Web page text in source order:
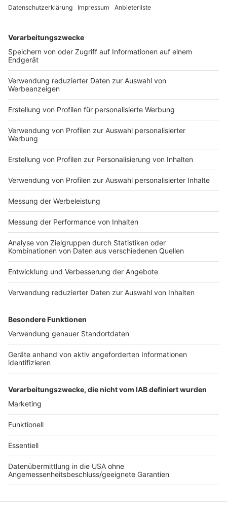
Sie unterstützt seit über 27 Jahren Kinder und
außergewöhnlichen Notlagen befinden. Jeder
gespendete Euro bleibt in NRW und kommt dort an,
wo Hilfe dringend gebraucht wird.
Seit über 27 Jahren unterstützen wir zusammen mit
unserer Aktion Lichtblicke bedürftige Kinder und
Familien aus NRW. Wer hätte mit Start Ende der 90er
Jahre gedacht, dass unsere Aktion Lichtblicke so
erfolgreich sein würde? NRW-weit sind über 98
Millionen an Spendengeldern eingegangen. Damit
konnten wir über 305.000 Kindern und ihren Familien
wieder ein Lachen schenken.
Die Aktion Lichtblicke e.V.
Menschen unter uns, die schwere Schicksalsschläge
hinnehmen müssen: Die Schwachen und
Benachteiligten in unserer Gesellschaft, die keine
Lobby für ihre Anliegen haben. Hier sind es vor allem
in die ihre Familien geraten. Und gerade den Kleinsten
wollen wir Aufmerksamkeit, Solidarität und Mittel
spenden. Kinder sind unsere Zukunft und haben die
solidarische Hilfe aller verdient. Wir nehmen mit
Verantwortung wahr, wollen Lobby und Stimme sein
und Hilfebedürftigen in Nordrhein-Westfalen
tatkräftig helfen. Unbürokratisch, schnell und effektiv.
Anzeige